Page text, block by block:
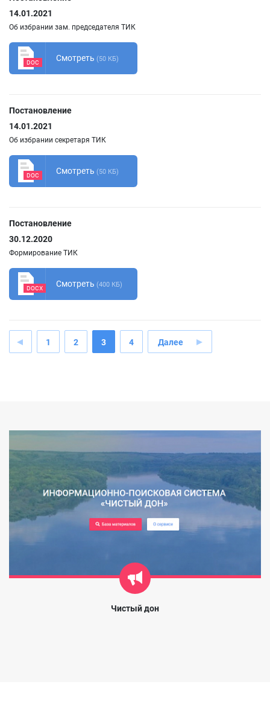
14.01.2021
Об избрании зам. председателя ТИК
DOC Смотреть (50 КБ)
Постановление
14.01.2021
Об избрании секретаря ТИК
DOC Смотреть (50 КБ)
Постановление
30.12.2020
Формирование ТИК
DOCX Смотреть (400 КБ)
1 2 3 4 Далее
Чистый дон